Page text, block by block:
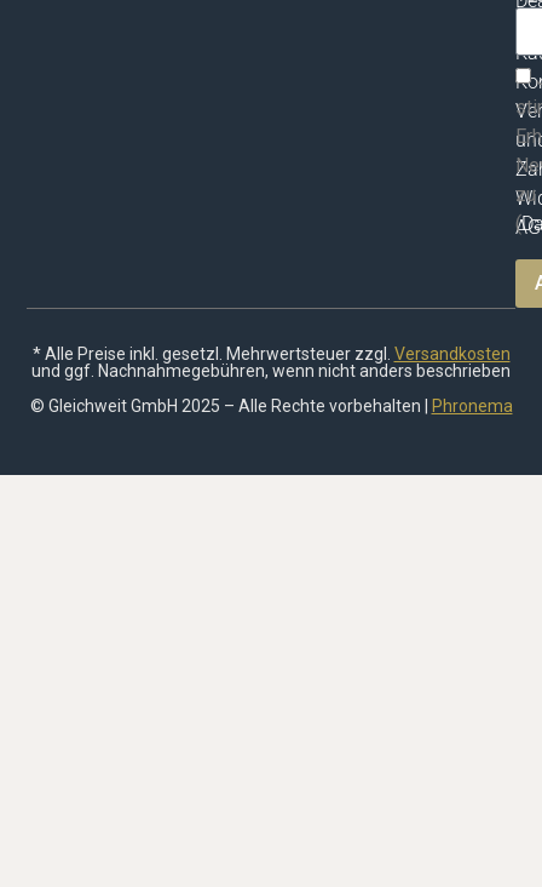
zu
(
* Alle Preise inkl. gesetzl. Mehrwertsteuer zzgl. Versandkosten
und ggf. Nachnahmegebühren, wenn nicht anders beschrieben
© Gleichweit GmbH 2025 – Alle Rechte vorbehalten |
Phronema